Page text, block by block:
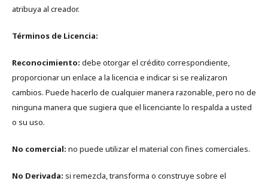
atribuya al creador.
Términos de Licencia:
Reconocimiento: debe otorgar el crédito correspondiente,
proporcionar un enlace a la licencia e indicar si se realizaron
cambios. Puede hacerlo de cualquier manera razonable, pero no de
ninguna manera que sugiera que el licenciante lo respalda a usted
o su uso.
No comercial: no puede utilizar el material con fines comerciales.
No Derivada: si remezcla, transforma o construye sobre el